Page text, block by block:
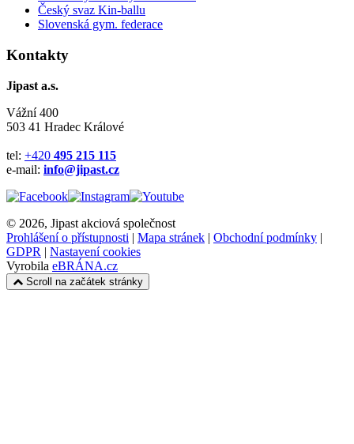
Český svaz Kin-ballu
Slovenská gym. federace
Kontakty
Jipast a.s.
Vážní 400
503 41 Hradec Králové
tel: +420 495 215 115
e-mail: info@jipast.cz
© 2026, Jipast akciová společnost
Prohlášení o přístupnosti | Mapa stránek | Obchodní podmínky |
GDPR | Nastavení cookies
Vyrobila eBRÁNA.cz
Scroll na začátek stránky